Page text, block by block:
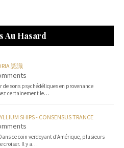
Au Hasard
認識
de sons psychédéliques en provenance
certainement le…
SHIPS - CONSENSUS TRANCE
ce coin verdoyant d’Amérique, plusieurs
croiser. Il y a…